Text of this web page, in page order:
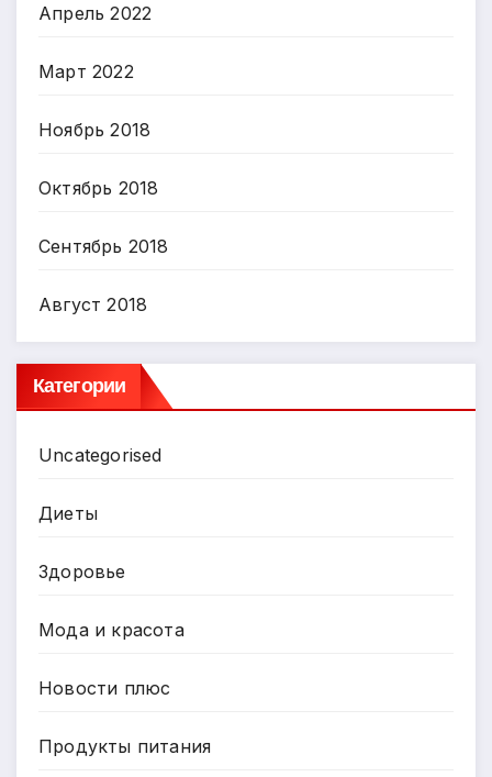
Апрель 2022
Март 2022
Ноябрь 2018
Октябрь 2018
Сентябрь 2018
Август 2018
Категории
Uncategorised
Диеты
Здоровье
Мода и красота
Новости плюс
Продукты питания